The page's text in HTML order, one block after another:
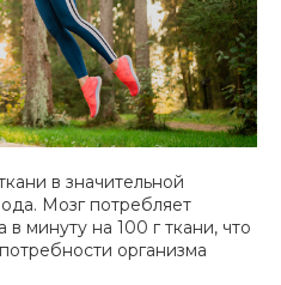
в значительной
Мозг потребляет
минуту на 100 г ткани, что
организма